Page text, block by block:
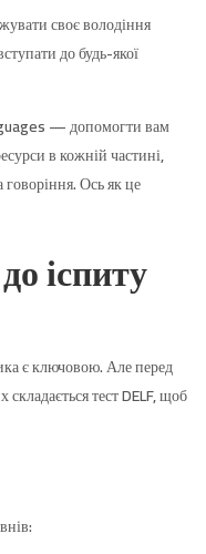
своє володіння
до будь-якої
​​— допомогти вам
в кожній частині,
Ось як це
іспиту
є ключовою. Але перед
тест DELF, щоб